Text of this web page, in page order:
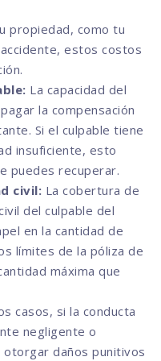
propiedad, como tu
estos costos
La capacidad del
la compensación
Si el culpable tiene
insuficiente, esto
puedes recuperar.
civil: La cobertura de
del culpable del
en la cantidad de
límites de la póliza de
máxima que
casos, si la conducta
negligente o
otorgar daños punitivos